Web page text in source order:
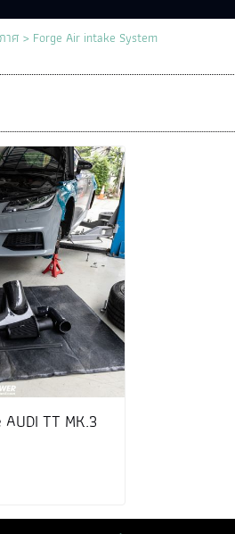
าศ> Forge Air intake System
TT MK.3